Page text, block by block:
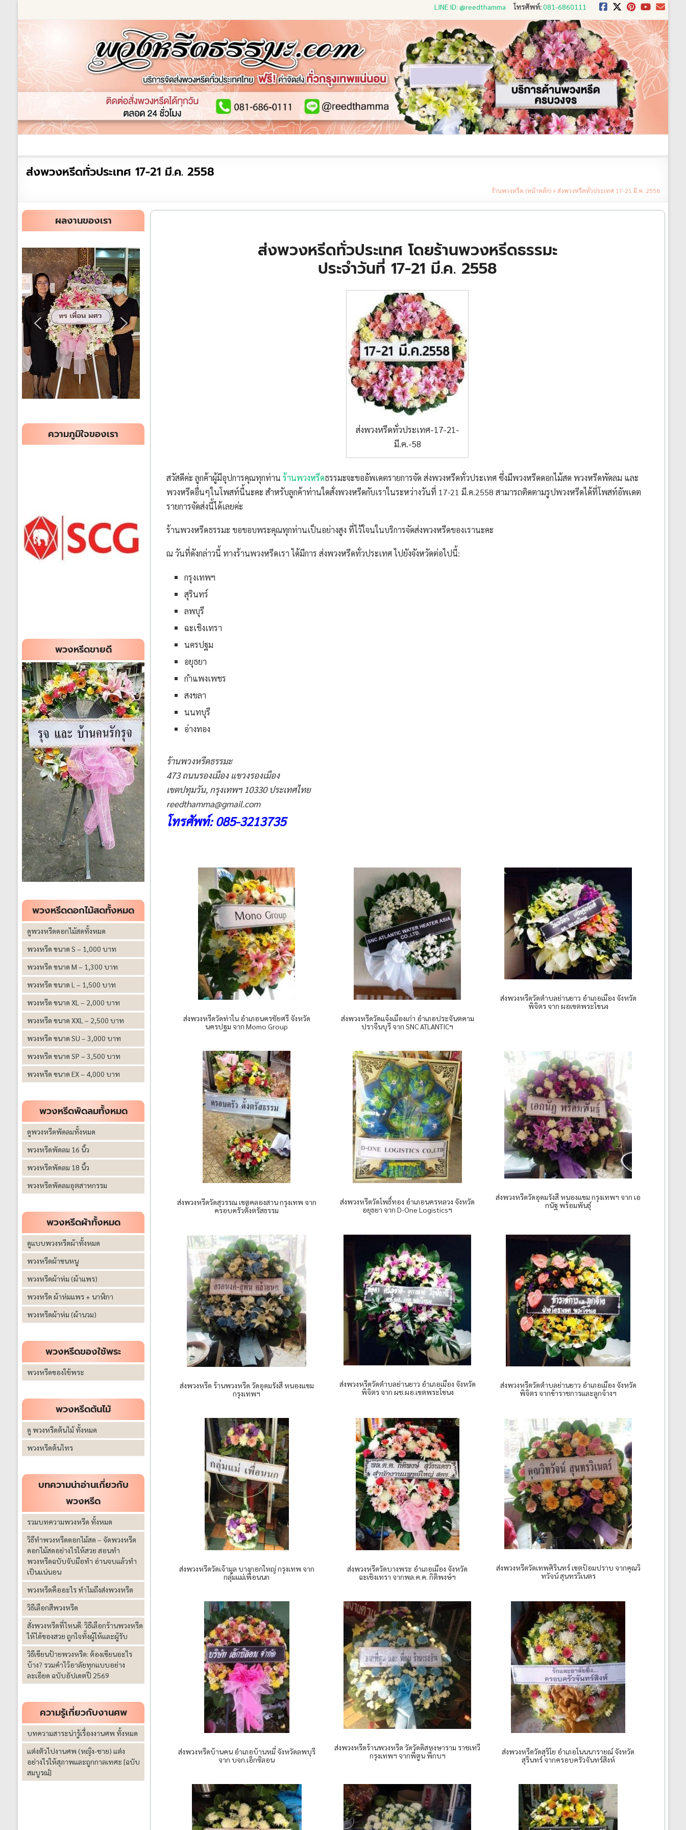
to
LINE ID: @reedthamma โทรศัพท์:081-6860111
ร้าน
พวงหรีด
ส่ง
ได้
ทั่ว
ประเทศ
ร้าน
พวงหรีด
พวงหรีด
ทั่ว
ประเทศ
ส่งพวงหรีดทั่วประเทศ 17-21 มี.ค. 2558
ร้านพวงหรีด (หน้าหลัก)»ส่งพวงหรีดทั่วประเทศ 17-21 มี.ค. 2558
ส่งพวงหรีดทั่วประเทศ โดยร้านพวงหรีดธรรมะ
ประจำวันที่ 17-21 มี.ค. 2558
ส่งพวงหรีดทั่วประเทศ-17-21-
มี.ค.-58
สวัสดีค่ะ ลูกค้าผู้มีอุปการคุณทุกท่าน ร้านพวงหรีดธรรมะจะขออัพเดตรายการจัด ส่งพวงหรีดทั่วประเทศ ซึ่งมีพวงหรีดดอกไม้สด พวงหรีดพัดลม และ
พวงหรีดอื่นๆในโพสท์นี้นะคะ สำหรับลูกค้าท่านใดสั่งพวงหรีดกับเราในระหว่างวันที่ 17-21 มี.ค.2558 สามารถติดตามรูปพวงหรีดได้ที่โพสท์อัพเดต
รายการจัดส่งนี้ได้เลยค่ะ
ร้านพวงหรีดธรรมะ ขอขอบพระคุณทุกท่านเป็นอย่างสูง ที่ไว้ใจนในบริการจัดส่งพวงหรีดของเรานะคะ
ณ วันที่ดังกล่าวนี้ ทางร้านพวงหรีดเรา ได้มีการ ส่งพวงหรีดทั่วประเทศ ไปยังจังหวัดต่อไปนี้:
กรุงเทพฯ
สุรินทร์
ลพบุรี
ฉะเชิงเทรา
นครปฐม
อยุธยา
กำแพงเพชร
สงขลา
นนทบุรี
อ่างทอง
ร้านพวงหรีดธรรมะ
473 ถนนรองเมือง แขวงรองเมือง
เขตปทุมวัน, กรุงเทพฯ 10330ประเทศไทย
reedthamma@gmail.com
โทรศัพท์: 085-3213735
ส่งพวงหรีดวัดท่าใน อำเภอนครชัยศรี จังหวัด
นครปฐม จาก Momo Group
ส่งพวงหรีดวัดแจ้งเมืองเก่า อำเภอประจันตคาม
ปราจีนบุรี จาก SNC ATLANTICฯ
ส่งพวงหรีดวัดตำบลย่านยาว อำเภอเมือง จังหวัด
พิจิตร จาก ผอเขตพระโขนง
ส่งพวงหรีดวัดสุวรรณ เขตคลองสาน กรุงเทพ จาก
ครอบครัวตั้งตรัสธรรม
ส่งพวงหรีดวัดโพธิ์ทอง อำเภอนครหลวง จังหวัด
อยุธยา จาก D-One Logisticsฯ
ส่งพวงหรีดวัดอุดมรังสี หนองแขม กรุงเทพฯ จาก เอ
กนัฐ พร้อมพันธุ์
ส่งพวงหรีด ร้านพวงหรีด วัดอุดมรังสี หนองแขม
กรุงเทพฯ
ส่งพวงหรีดวัดตำบลย่านยาว อำเภอเมือง จังหวัด
พิจิตร จาก ผช.ผอ.เขตพระโขนง
ส่งพวงหรีดวัดตำบลย่านยาว อำเภอเมือง จังหวัด
พิจิตร จากข้าราชการและลูกจ้างฯ
ส่งพวงหรีดวัดเจ้ามูล บางกอกใหญ่ กรุงเทพ จาก
กลุ่มแม่เพื่อนนก
ส่งพวงหรีดวัดบางพระ อำเภอเมือง จังหวัด
ฉะเชิงเทรา จากพล.ค.ค. กิติพงษ์ฯ
ส่งพวงหรีดวัดเทพศิรินทร์ เขตป้อมปราบ จากคุณวิ
ทวัจน์ สุนทรวิเนตร
ส่งพวงหรีดบ้านคน อำเภอบ้านหมี่ จังหวัดลพบุรี
จาก บจก.เอ็กซิลอน
ส่งพวงหรีดร้านพวงหรีด วัดวัดดิสหงษาราม ราชเทวี
กรุงเทพฯ จากพี่ตูน พี่กบฯ
ส่งพวงหรีดวัดสุริโย อำเภอโนนนารายณ์ จังหวัด
สุรินทร์ จากครอบครัวจันทร์สิงห์
ผลงานของเรา
ความภูมิใจของเรา
พวงหรีดขายดี
พวงหรีดดอกไม้สดทั้งหมด
ดูพวงหรีดดอกไม้สดทั้งหมด
พวงหรีด ขนาด S – 1,000 บาท
พวงหรีด ขนาด M – 1,300 บาท
พวงหรีด ขนาด L – 1,500 บาท
พวงหรีด ขนาด XL – 2,000 บาท
พวงหรีด ขนาด XXL – 2,500 บาท
พวงหรีด ขนาด SU – 3,000 บาท
พวงหรีด ขนาด SP – 3,500 บาท
พวงหรีด ขนาด EX – 4,000 บาท
พวงหรีดพัดลมทั้งหมด
ดูพวงหรีดพัดลมทั้งหมด
พวงหรีดพัดลม 16 นิ้ว
พวงหรีดพัดลม 18 นิ้ว
พวงหรีดพัดลมอุตสาหกรรม
พวงหรีดผ้าทั้งหมด
ดูแบบพวงหรีดผ้าทั้งหมด
พวงหรีดผ้าขนหนู
พวงหรีดผ้าห่ม (ผ้าแพร)
พวงหรีด ผ้าห่มแพร + นาฬิกา
พวงหรีดผ้าห่ม (ผ้านวม)
พวงหรีดของใช้พระ
พวงหรีดของใช้พระ
พวงหรีดต้นไม้
ดู พวงหรีดต้นไม้ ทั้งหมด
พวงหรีดต้นไทร
บทความน่าอ่านเกี่ยวกับ
พวงหรีด
รวมบทความพวงหรีด ทั้งหมด
วิธีทำพวงหรีดดอกไม้สด – จัดพวงหรีด
ดอกไม้สดอย่างไรให้สวย สอนทำ
พวงหรีดฉบับจับมือทำ อ่านจบแล้วทำ
เป็นแน่นอน
พวงหรีดคืออะไร ทำไมถึงส่งพวงหรีด
วิธีเลือกสีพวงหรีด
สั่งพวงหรีดที่ไหนดี: วิธีเลือกร้านพวงหรีด
ให้ได้ของสวย ถูกใจทั้งผู้ให้และผู้รับ
วิธีเขียนป้ายพวงหรีด: ต้องเขียนอะไร
บ้าง? รวมคำไว้อาลัยทุกแบบอย่าง
ละเอียด ฉบับอัปเดตปี 2569
ความรู้เกี่ยวกับงานศพ
บทความสาระน่ารู้เรื่องงานศพ ทั้งหมด
แต่งตัวไปงานศพ (หญิง-ชาย) แต่ง
อย่างไรให้สุภาพและถูกกาลเทศะ [ฉบับ
สมบูรณ์]